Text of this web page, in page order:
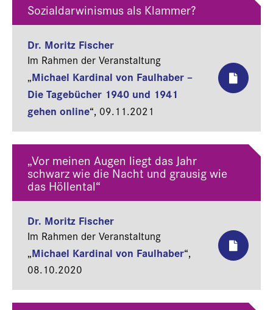
Sozialdarwinismus als Klammer?
Dr. Moritz Fischer
Im Rahmen der Veranstaltung
„Michael Kardinal von Faulhaber –
Die Tagebücher 1940 und 1941
gehen online“, 09.11.2021
„Vor meinen Augen liegt das Jahr
schwarz wie die Nacht und grausig wie
das Höllental“
Dr. Moritz Fischer
Im Rahmen der Veranstaltung
„Michael Kardinal von Faulhaber“,
08.10.2020